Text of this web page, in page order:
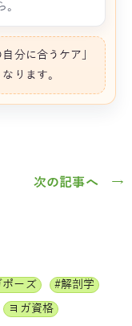
分に合うケア」
ります。
次の記事へ →
ポーズ
#解剖学
ヨガ資格